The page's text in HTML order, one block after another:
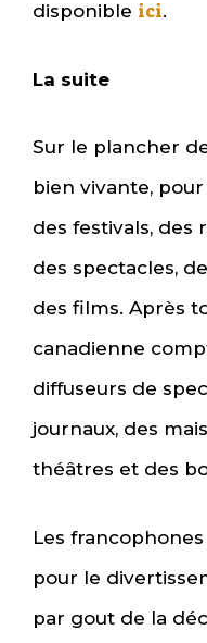
disponible ici.
La suite
Sur le plancher
bien vivante,
des festivals, des
des spectacles,
des films. Après
canadienne
diffuseurs de
journaux, des
théâtres et des
Les
pour le
par gout de la